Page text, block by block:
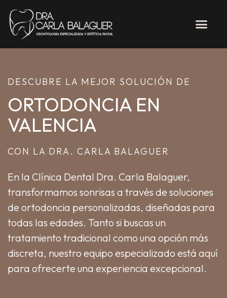
DESCUBRE LA MEJOR SOLUCIÓN DE
ORTODONCIA EN
VALENCIA
CON LA DRA. CARLA BALAGUER
En la Clínica Dental Dra. Carla Balaguer,
transformamos sonrisas a través de soluciones
de ortodoncia personalizadas, diseñadas para
todas las edades. Tanto si buscas un
tratamiento tradicional como una opción más
discreta, nuestro equipo especializado está aquí
para ofrecerte una experiencia excepcional.